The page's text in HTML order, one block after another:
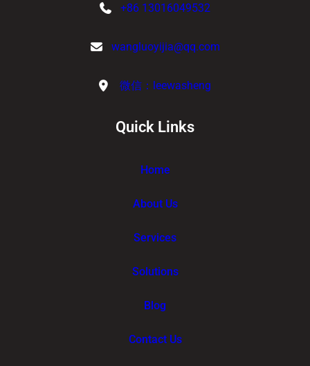
+86 13016049532
wangluoyijia@qq.com
微信：leewasheng
Quick Links
Home
About Us
Services
Solutions
Blog
Contact Us